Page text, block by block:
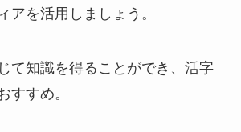
アを活用しましょう。
て知識を得ることができ、活字
すすめ。